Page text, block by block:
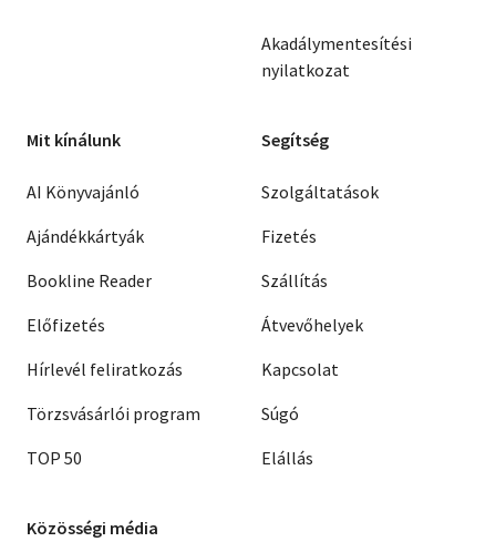
Akadálymentesítési
nyilatkozat
Mit kínálunk
AI Könyvajánló
Ajándékkártyák
Bookline Reader
Előfizetés
Hírlevél feliratkozás
Törzsvásárlói program
TOP 50
Segítség
Szolgáltatások
Fizetés
Szállítás
Átvevőhelyek
Kapcsolat
Súgó
Elállás
Közösségi média